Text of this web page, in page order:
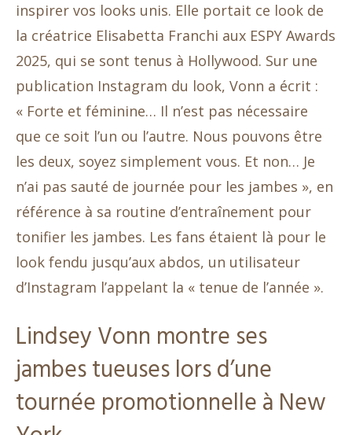
inspirer vos looks unis. Elle portait ce look de
la créatrice Elisabetta Franchi aux ESPY Awards
2025, qui se sont tenus à Hollywood. Sur une
publication Instagram du look, Vonn a écrit :
« Forte et féminine… Il n’est pas nécessaire
que ce soit l’un ou l’autre. Nous pouvons être
les deux, soyez simplement vous. Et non… Je
n’ai pas sauté de journée pour les jambes », en
référence à sa routine d’entraînement pour
tonifier les jambes. Les fans étaient là pour le
look fendu jusqu’aux abdos, un utilisateur
d’Instagram l’appelant la « tenue de l’année ».
Lindsey Vonn montre ses
jambes tueuses lors d’une
tournée promotionnelle à New